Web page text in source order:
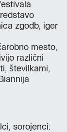
zgodb, iger
mesto,
različni
številkami,
sorojenci: